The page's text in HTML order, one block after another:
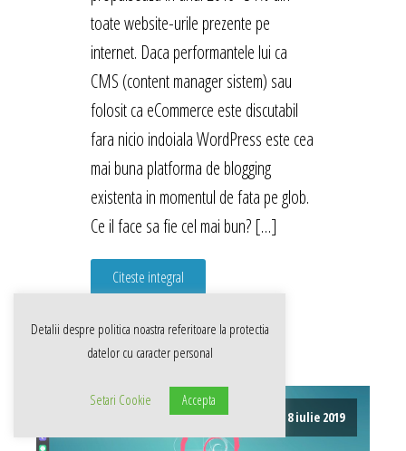
toate website-urile prezente pe
internet. Daca performantele lui ca
CMS (content manager sistem) sau
folosit ca eCommerce este discutabil
fara nicio indoiala WordPress este cea
mai buna platforma de blogging
existenta in momentul de fata pe glob.
Ce il face sa fie cel mai bun? […]
Citeste integral
8 iulie 2019
Detalii despre politica noastra referitoare la protectia
datelor cu caracter personal
Setari Cookie Accepta